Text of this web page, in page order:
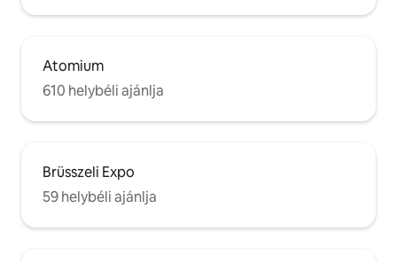
Atomium
610 helybéli ajánlja
Brüsszeli Expo
59 helybéli ajánlja